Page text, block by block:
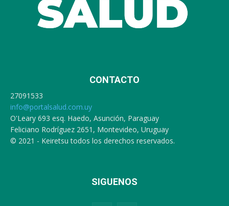
CONTACTO
27091533
info@portalsalud.com.uy
O'Leary 693 esq. Haedo, Asunción, Paraguay
Feliciano Rodríguez 2651, Montevideo, Uruguay
© 2021 - Keiretsu todos los derechos reservados.
SIGUENOS